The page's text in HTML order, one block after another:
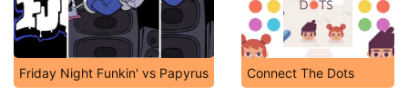
Friday Night Funkin' vs Papyrus Connect The Dots